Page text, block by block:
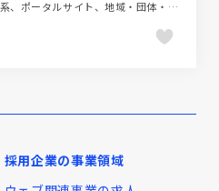
かわいい、イラスト、ホワイト系、ポータルサイト、地域・団体・活動、旅行・ホテル・観光
採用企業の事業領域